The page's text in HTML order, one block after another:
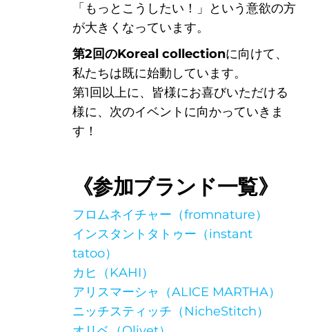
ORDER
を見
「もっとこうしたい！」という意欲の方
が大きくなっています。
第2回のKoreal collectionに向けて、
私たちは既に始動しています。
第1回以上に、皆様にお喜びいただける
様に、次のイベントに向かっていきま
す！
《参加ブランド一覧》
フロムネイチャー（fromnature）
インスタントタトゥー（instant
tatoo）
カヒ（KAHI）
アリスマーシャ（ALICE MARTHA）
ニッチスティッチ（NicheStitch）